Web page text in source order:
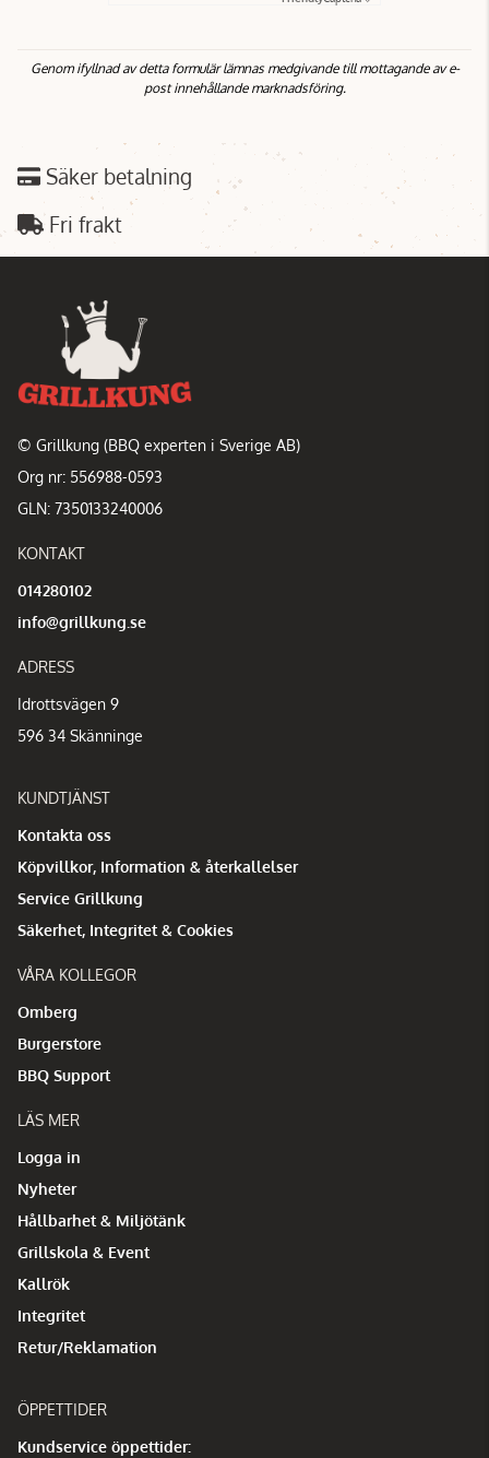
Genom ifyllnad av detta formulär lämnas medgivande till mottagande av e-
post innehållande marknadsföring.
Säker betalning
Fri frakt
© Grillkung (BBQ experten i Sverige AB)
Org nr: 556988-0593
GLN: 7350133240006
KONTAKT
014280102
info@grillkung.se
ADRESS
Idrottsvägen 9
596 34 Skänninge
KUNDTJÄNST
Kontakta oss
Köpvillkor, Information & återkallelser
Service Grillkung
Säkerhet, Integritet & Cookies
VÅRA KOLLEGOR
Omberg
Burgerstore
BBQ Support
LÄS MER
Logga in
Nyheter
Hållbarhet & Miljötänk
Grillskola & Event
Kallrök
Integritet
Retur/Reklamation
ÖPPETTIDER
Kundservice öppettider: